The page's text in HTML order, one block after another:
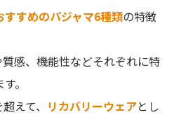
すすめのパジャマ6種類の特徴
感、機能性などそれぞれに特
。
えて、 リカバリーウェアとし